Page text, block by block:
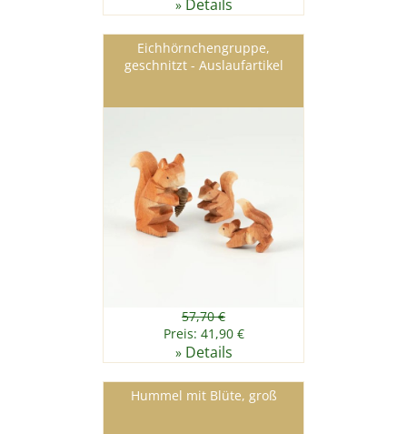
» Details
Eichhörnchengruppe,
geschnitzt - Auslaufartikel
57,70 €
Preis: 41,90 €
» Details
Hummel mit Blüte, groß